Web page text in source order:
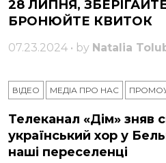
28 ЛИПНЯ,
БРОНЮЙТЕ КВИТОК
07.23.2024 • by Natalia
ВІДЕО МЕДІА ПРО НАС
Телеканал «Дім» зняв
український хор у
наші переселенці